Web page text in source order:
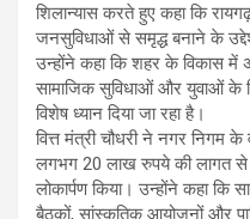
शिलान्यास करते हुए कहा कि
जनसुविधाओं से समृद्ध बनाने के
उन्होंने कहा कि शहर के विकास में
सामाजिक सुविधाओं और युवाओं के
विशेष ध्यान दिया जा रहा है।
वित्त मंत्री चौधरी ने नगर निगम
लगभग 20 लाख रुपये की लागत से
लोकार्पण किया। उन्होंने कहा कि
बैठकों, सांस्कृतिक आयोजनों और